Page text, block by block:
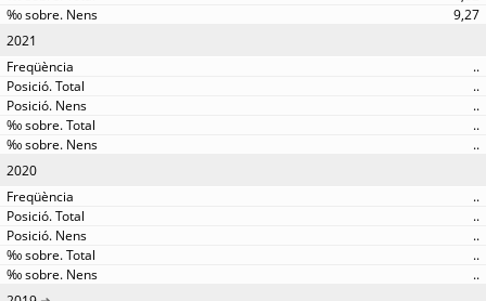
9,27
2021
..
..
..
..
..
2020
..
..
..
..
..